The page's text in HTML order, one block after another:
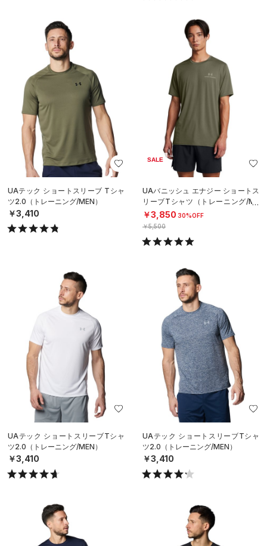
UAテック ショートスリーブ Tシャ
ツ2.0（トレーニング/MEN）
￥3,410
SALE
UAバニッシュ エナジー ショートス
リーブTシャツ（トレーニング/ME
N）
￥3,850 30%OFF
￥5,500
UAテック ショートスリーブTシャ
ツ2.0（トレーニング/MEN）
￥3,410
UAテック ショートスリーブTシャ
ツ2.0（トレーニング/MEN）
￥3,410